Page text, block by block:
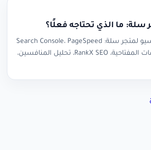
سلة: ما الذي تحتاجه فعلًا؟
دليل شامل لأدوات سيو لمتجر سلة: Search Console، PageSpeed
Insights، أدوات الكلمات المفتاحية، RankX SEO، تحليل المنافسين،